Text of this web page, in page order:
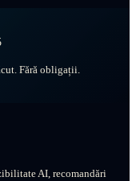
Fără obligații.
AI, recomandări